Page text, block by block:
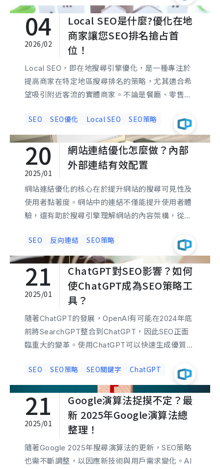
與生成式AI搜尋有關，以下就來討論接連兩個月都
修改核心演算法的影響吧！
04
2026/02
Local SEO是什麼?優化在地
商家讓您SEO排名搶占首
位！
Local SEO，即在地搜尋引擎優化，是一種專注於
提高商家在特定地區搜尋排名的策略，尤其適合希
望吸引附近客流的實體商家。不論是餐廳、零售店
穎而出。本文將深入探討如何有效利用Google我的
商家、在地關鍵字、商家資訊一致性、社群媒體和
顧客評論等多重手段，助您提高在地搜尋排名，吸
引更多潛在顧客。
SEO SEO優化 Local SEO SEO策略
20
2025/01
網站連結優化怎麼做？內部
外部連結有效配置
網站連結優化的核心在於提升網站的搜尋可見性及
使用者黏著度。網站中的連結不僅能提升使用者體
驗，還有助於搜尋引擎理解網站的內容架構，從而
關鍵，兩者結合能協助網站獲得更多點擊和提升品
牌知名度。本文將深入分析不同類型連結的作用及
其優化策略，為網站管理者提供提升排名的實用方
法。
SEO 反向連結 SEO策略
21
2025/01
ChatGPT對SEO影響？如何
使ChatGPT成為SEO策略工
具？
隨著ChatGPT的發展，OpenAI有可能在2024年底
前將SearchGPT整合到ChatGPT，因此SEO正面
臨重大的變革。使用ChatGPT可以快速生成優質內
助。本文將介紹ChatGPT的崛起對SEO的影響有哪
些，並善用ChatGPT使SEO從容因應這些挑戰。
SEO SEO策略 SEO關鍵字 ChatGPT
21
2025/01
Google演算法捉摸不定？最
新 2025年Google演算法總
整理！
隨著Google 2025年搜尋演算法的更新，SEO策略
也需不斷調整，以因應新技術與用戶需求變化。AI